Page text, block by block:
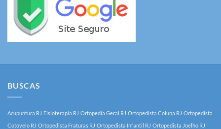
BUSCAS
Acupuntura RJ Fisioterapia RJ Ortopedia Geral RJ Ortopedista Coluna RJ Ortopedista
Cotovelo RJ Ortopedista Fraturas RJ Ortopedista Infantil RJ Ortopedista Joelho RJ